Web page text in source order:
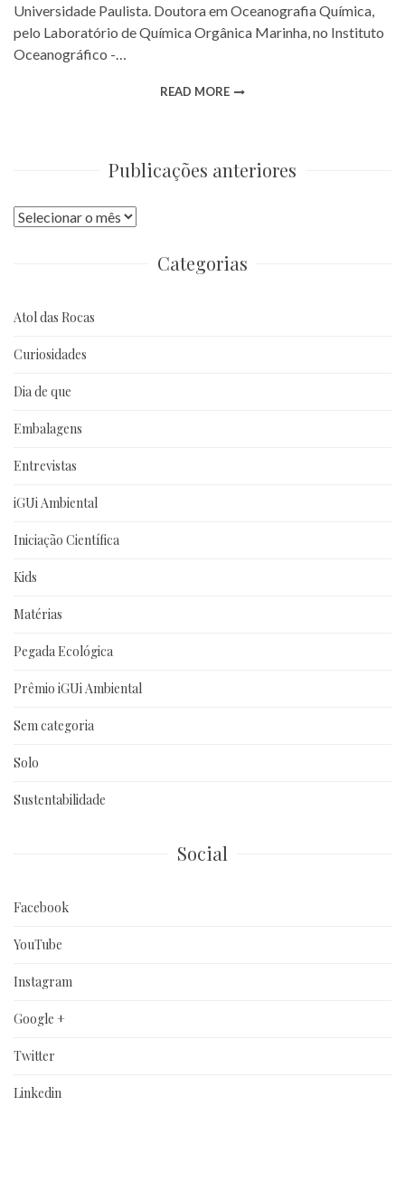
Universidade Paulista. Doutora em Oceanografia Química,
pelo Laboratório de Química Orgânica Marinha, no Instituto
Oceanográfico -…
READ MORE
Publicações anteriores
Publicações
Categorias
Atol das Rocas
Curiosidades
Dia de que
Embalagens
Entrevistas
iGUi Ambiental
Iniciação Científica
Kids
Matérias
Pegada Ecológica
Prêmio iGUi Ambiental
Sem categoria
Solo
Sustentabilidade
Social
Facebook
YouTube
Instagram
Google +
Twitter
Linkedin